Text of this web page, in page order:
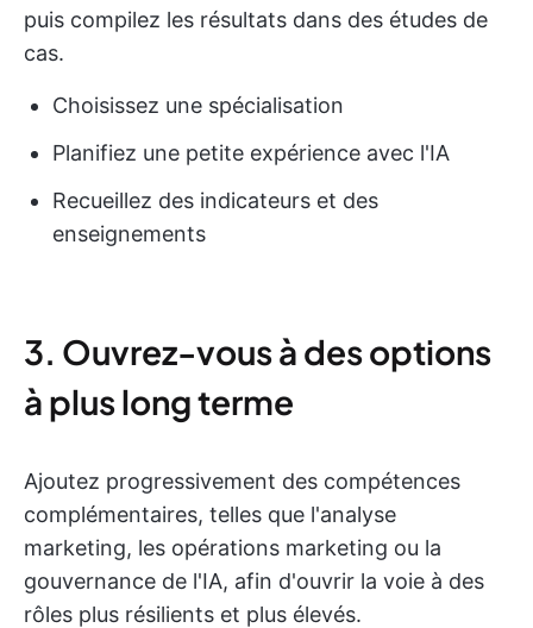
puis compilez les résultats dans des études de
cas.
Choisissez une spécialisation
Planifiez une petite expérience avec l'IA
Recueillez des indicateurs et des
enseignements
3. Ouvrez-vous à des options
à plus long terme
Ajoutez progressivement des compétences
complémentaires, telles que l'analyse
marketing, les opérations marketing ou la
gouvernance de l'IA, afin d'ouvrir la voie à des
rôles plus résilients et plus élevés.